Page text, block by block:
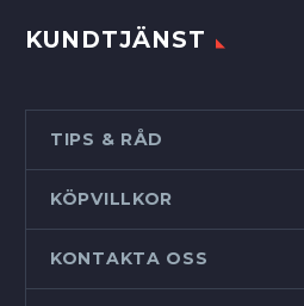
KUNDTJÄNST
TIPS & RÅD
KÖPVILLKOR
KONTAKTA OSS